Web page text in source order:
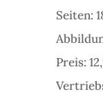
Seiten:
Preis: